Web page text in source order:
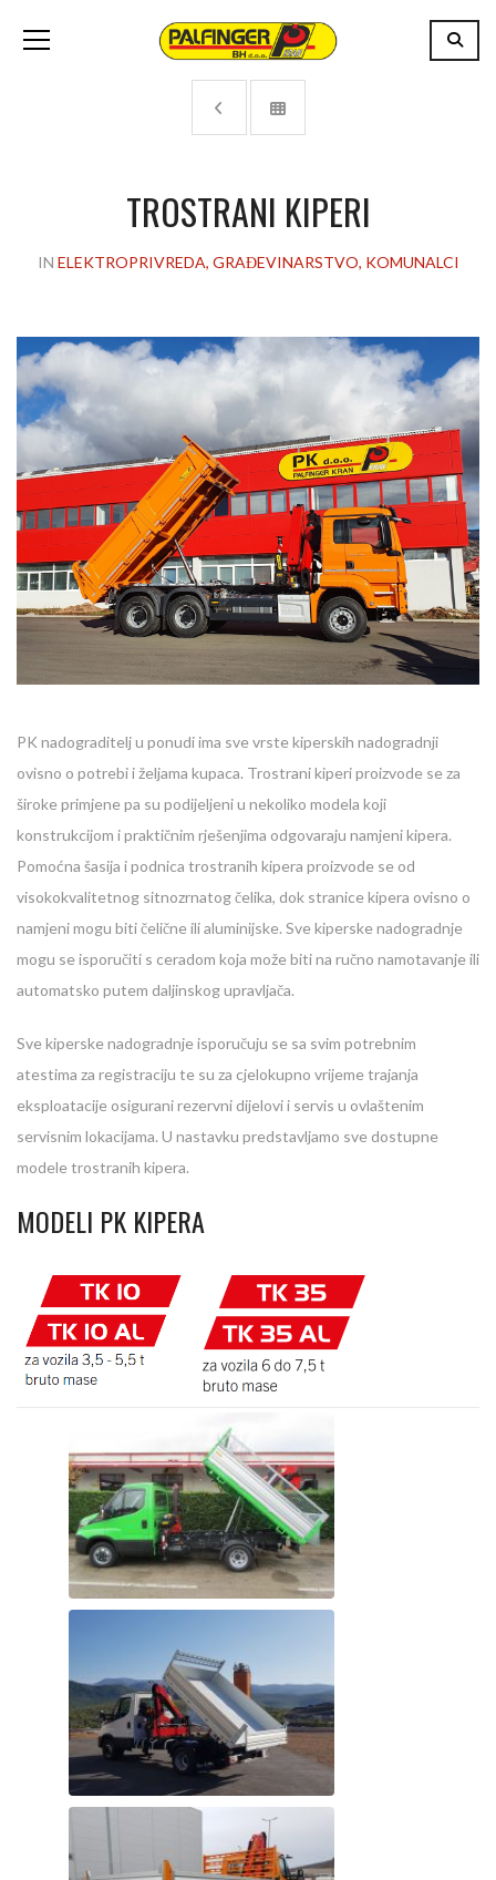
TROSTRANI KIPERI
IN ELEKTROPRIVREDA, GRAĐEVINARSTVO, KOMUNALCI
PK nadograditelj u ponudi ima sve vrste kiperskih nadogradnji
ovisno o potrebi i željama kupaca. Trostrani kiperi proizvode se za
široke primjene pa su podijeljeni u nekoliko modela koji
konstrukcijom i praktičnim rješenjima odgovaraju namjeni kipera.
Pomoćna šasija i podnica trostranih kipera proizvode se od
visokokvalitetnog sitnozrnatog čelika, dok stranice kipera ovisno o
namjeni mogu biti čelične ili aluminijske. Sve kiperske nadogradnje
mogu se isporučiti s ceradom koja može biti na ručno namotavanje ili
automatsko putem daljinskog upravljača.
Sve kiperske nadogradnje isporučuju se sa svim potrebnim
atestima za registraciju te su za cjelokupno vrijeme trajanja
eksploatacije osigurani rezervni dijelovi i servis u ovlaštenim
servisnim lokacijama. U nastavku predstavljamo sve dostupne
modele trostranih kipera.
MODELI PK KIPERA